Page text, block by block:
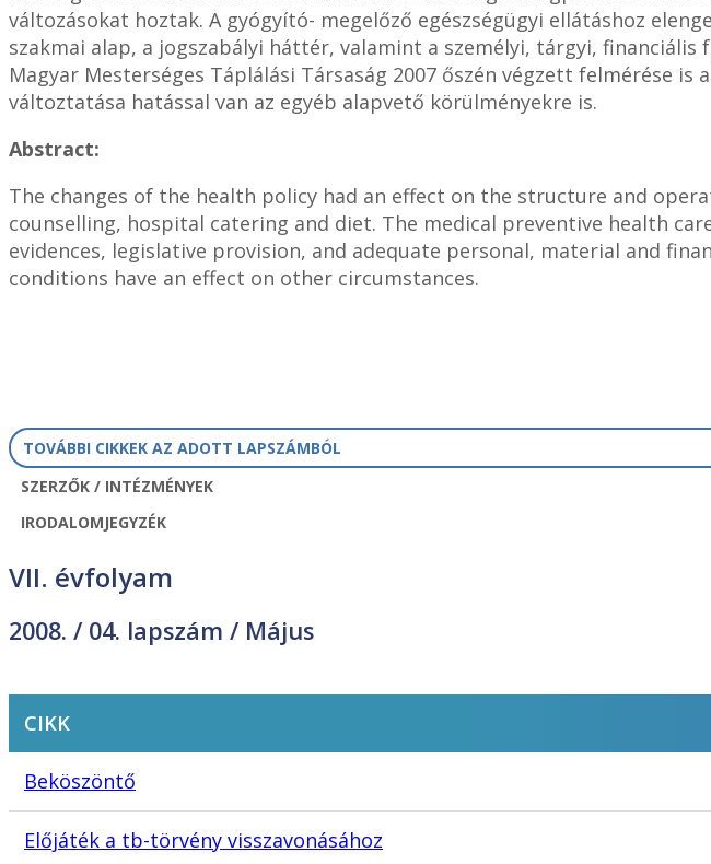
változásokat hoztak. A gyógyító- megelőző egészségügyi ellátáshoz
szakmai alap, a jogszabályi háttér, valamint a személyi, tárgyi, financiális
Magyar Mesterséges Táplálási Társaság 2007 őszén végzett felmérése
változtatása hatással van az egyéb alapvető körülményekre is.
Abstract:
The changes of the health policy had an effect on the structure and
counselling, hospital catering and diet. The medical preventive health
evidences, legislative provision, and adequate personal, material and
conditions have an effect on other circumstances.
TOVÁBBI CIKKEK AZ ADOTT LAPSZÁMBÓL
SZERZŐK / INTÉZMÉNYEK
IRODALOMJEGYZÉK
VII. évfolyam
2008. / 04. lapszám / Május
CIKK
Beköszöntő
Előjáték a tb-törvény visszavonásához